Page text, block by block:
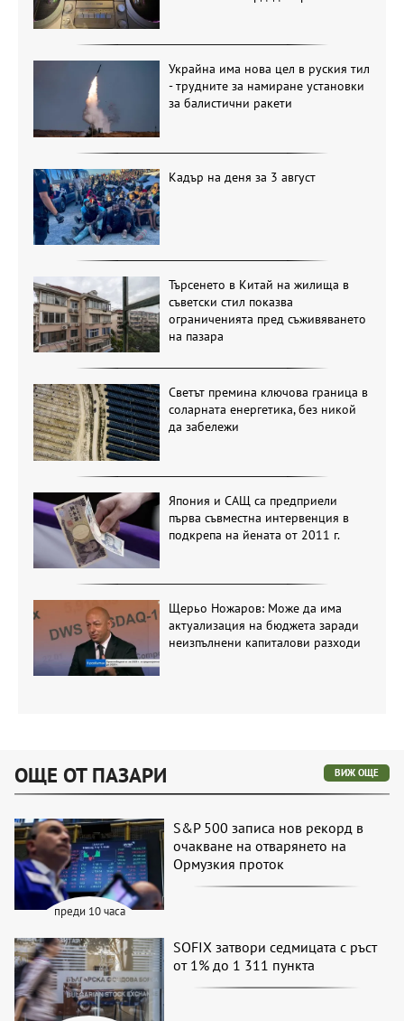
Украйна има нова цел в руския тил
- трудните за намиране установки
за балистични ракети
Кадър на деня за 3 август
Търсенето в Китай на жилища в
съветски стил показва
ограниченията пред съживяването
на пазара
Светът премина ключова граница в
соларната енергетика, без никой
да забележи
Япония и САЩ са предприели
първа съвместна интервенция в
подкрепа на йената от 2011 г.
Щерьо Ножаров: Може да има
актуализация на бюджета заради
неизпълнени капиталови разходи
ОЩЕ ОТ ПАЗАРИ ВИЖ ОЩЕ
преди 10 часа
S&P 500 записа нов рекорд в
очакване на отварянето на
Ормузкия проток
SOFIX затвори седмицата с ръст
от 1% до 1 311 пункта